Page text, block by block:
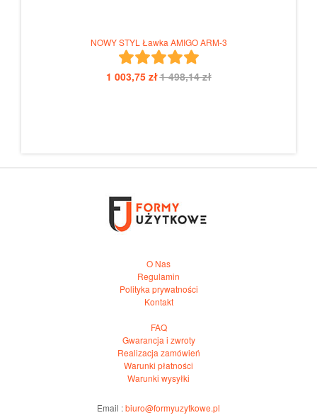
NOWY STYL Ławka AMIGO ARM-3
1 003,75 zł1 498,14 zł
O Nas
Regulamin
Polityka prywatności
Kontakt
FAQ
Gwarancja i zwroty
Realizacja zamówień
Warunki płatności
Warunki wysyłki
Email :biuro@formyuzytkowe.pl